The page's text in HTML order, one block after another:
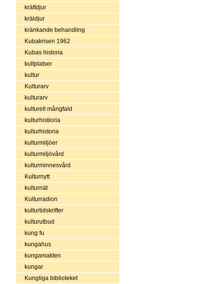
kräftdjur
kräldjur
kränkande behandling
Kubakrisen 1962
Kubas historia
kultplatser
kultur
Kulturarv
kulturarv
kulturell mångfald
kulturhistioria
kulturhistoria
kulturmiljöer
kulturmiljövård
kulturminnesvård
Kulturnytt
kulturnät
Kulturradion
kulturtidskrifter
kulturutbud
kung fu
kungahus
kungamakten
kungar
Kungliga biblioteket